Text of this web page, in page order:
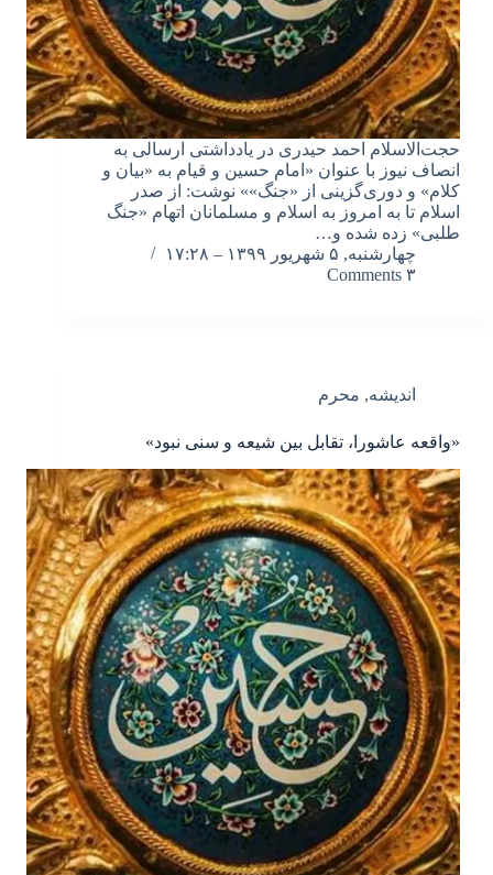
حجت‌الاسلام احمد حیدری در یادداشتی ارسالی به
انصاف نیوز با عنوان «امام حسین و قیام به «بیان و
کلام» و دوری‌گزینی از «جنگ»» نوشت: از صدر
اسلام تا به امروز به اسلام و مسلمانان اتهام «جنگ
طلبی» زده شده و…
چهارشنبه, ۵ شهریور ۱۳۹۹ – ۱۷:۲۸
۳ Comments
اندیشه, محرم
«واقعه عاشورا، تقابل بین شیعه و سنی نبود»